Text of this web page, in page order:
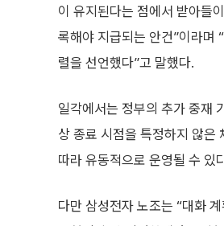
이 유지된다는 점에서 받아들
록해야 지급되는 안건”이라며
렬을 선언했다”고 말했다.
일각에서는 정부의 추가 중재
상 종료 시점을 특정하지 않은
따라 유동적으로 운영될 수 있
다만 삼성전자 노조는 “대화